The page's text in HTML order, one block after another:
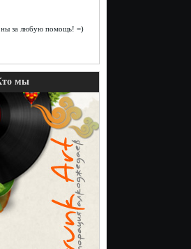
за любую помощь! =)
мы